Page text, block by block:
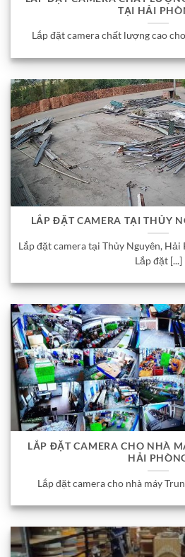
TẠI HẢI
Lắp đặt camera chất lượng cao
LẮP ĐẶT CAMERA TẠI THỦY
Lắp đặt camera tại Thủy Nguyên, Hải
Lắp đặt [...]
LẮP ĐẶT CAMERA CHO NHÀ
HẢI
Lắp đặt camera cho nhà máy